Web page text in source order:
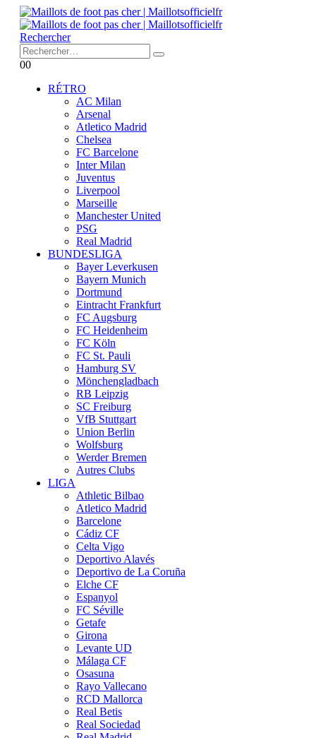
Rechercher
00
RÉTRO
AC Milan
Arsenal
Atletico Madrid
Chelsea
FC Barcelone
Inter Milan
Juventus
Liverpool
Marseille
Manchester United
PSG
Real Madrid
BUNDESLIGA
Bayer Leverkusen
Bayern Munich
Dortmund
Eintracht Frankfurt
FC Augsburg
FC Heidenheim
FC Köln
FC St. Pauli
Hamburg SV
Mönchengladbach
RB Leipzig
SC Freiburg
VfB Stuttgart
Union Berlin
Wolfsburg
Werder Bremen
Autres Clubs
LIGA
Athletic Bilbao
Atletico Madrid
Barcelone
Cádiz CF
Celta Vigo
Deportivo Alavés
Deportivo de La Coruña
Elche CF
Espanyol
FC Séville
Getafe
Girona
Levante UD
Málaga CF
Osasuna
Rayo Vallecano
RCD Mallorca
Real Betis
Real Sociedad